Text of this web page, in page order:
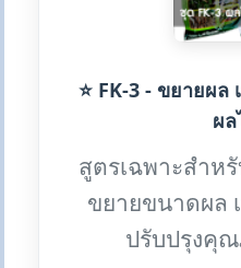
⭐ FK-3 - ขยายผ
ผ
สูตรเฉพาะสำห
ขยายขนาดผล
ปรับปรุงคุ